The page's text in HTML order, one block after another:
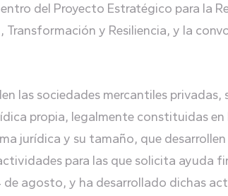
del Proyecto Estratégico para la
y Resiliencia, y la
las sociedades mercantiles
propia, legalmente constituidas
jurídica y su tamaño, que
para las que solicita ayuda
de agosto, y ha desarrollado dichas